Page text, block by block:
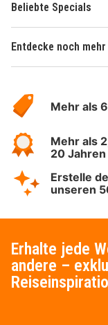
Beliebte Specials
Entdecke noch
Hotelspecials
Mehr als
Mehr als
20 Jahren
Erstelle
unseren
Erhalte jede
andere –